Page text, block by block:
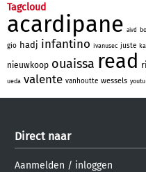
Tagcloud
acardipane aivd
gio hadj infantino ivanusec juste
nieuwkoop ouaissa read
ueda valente vanhoutte wessels youtu
Direct naar
Aanmelden / inloggen